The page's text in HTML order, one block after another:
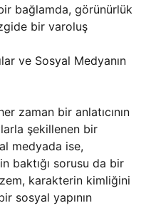
bağlamda, görünürlük
bir varoluş
ve Sosyal Medyanın
zaman bir anlatıcının
şekillenen bir
medyada ise,
baktığı sorusu da bir
karakterin kimliğini
sosyal yapının